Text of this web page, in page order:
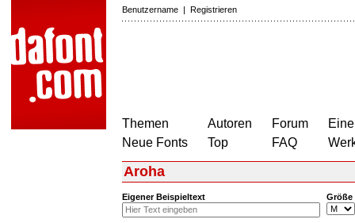
Benutzername | Registrieren
Themen
Neue Fonts
Autoren
Top
Forum
FAQ
Aroha
Eigener Beispieltext Größe